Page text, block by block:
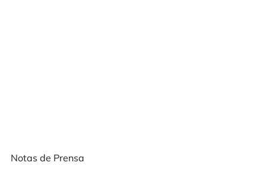
Notas de Prensa